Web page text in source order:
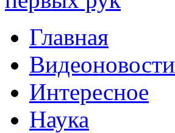
Главная
Видеоновости
Интересное
Наука